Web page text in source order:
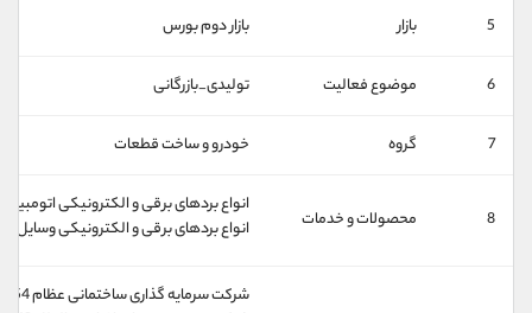
5 بازار بازار دوم بورس
6 موضوع فعالیت تولیدی_بازرگانی
7 گروه خودرو و ساخت قطعات
8 محصولات و خدمات
انواع بردهای برقی و الکترونیکی اتومبیل
انواع بردهای برقی و الکترونیکی وسایل
شرکت سرمایه گذاری ساختمانی عظام 54 درصد